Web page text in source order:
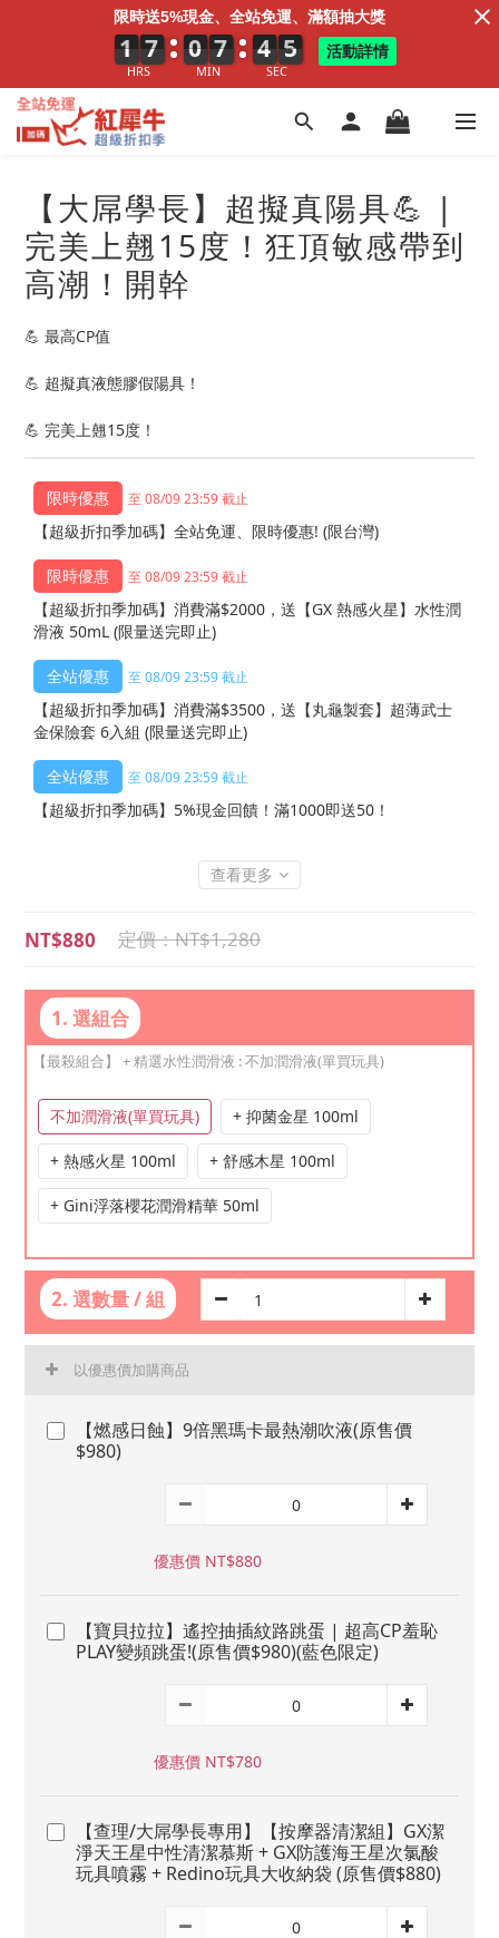
【大屌學長】超擬真陽具💪 |
完美上翹15度！狂頂敏感帶到
高潮！開幹
💪 最高CP值
💪 超擬真液態膠假陽具！
💪 完美上翹15度！
至 08/09 23:59 截止
【超級折扣季加碼】全站免運、限時優惠! (限台灣)
至 08/09 23:59 截止
【超級折扣季加碼】消費滿$2000，送【GX 熱感火星】水性潤
滑液 50mL (限量送完即止)
至 08/09 23:59 截止
【超級折扣季加碼】消費滿$3500，送【丸龜製套】超薄武士
金保險套 6入組 (限量送完即止)
至 08/09 23:59 截止
【超級折扣季加碼】5%現金回饋！滿1000即送50！
查看更多
NT$1,280
NT$880
1. 選組合
【最殺組合】 + 精選水性潤滑液 : 不加潤滑液(單買玩具)
不加潤滑液(單買玩具) + 抑菌金星 100ml
+ 熱感火星 100ml + 舒感木星 100ml
+ Gini浮落櫻花潤滑精華 50ml
2. 選數量 / 組
以優惠價加購商品
【燃感日蝕】9倍黑瑪卡最熱潮吹液(原售價
$980)
優惠價 NT$880
【寶貝拉拉】遙控抽插紋路跳蛋 | 超高CP羞恥
PLAY變頻跳蛋!(原售價$980)(藍色限定)
優惠價 NT$780
【查理/大屌學長專用】【按摩器清潔組】GX潔
淨天王星中性清潔慕斯 + GX防護海王星次氯酸
玩具噴霧 + Redino玩具大收納袋 (原售價$880)
限時送5%現金、全站免運、滿額抽大獎
1
1
1 7
7
7
HRS
0
0
0 7
8
7
MIN
4
5
4 4
5
4
SEC
活動詳情